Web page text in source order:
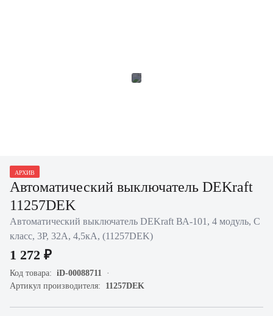
АРХИВ
Автоматический выключатель DEKraft
11257DEK
Автоматический выключатель DEKraft ВА-101, 4 модуль, C
класс, 3P, 32А, 4,5кА, (11257DEK)
1 272 ₽
Код товара: iD-00088711
Артикул производителя: 11257DEK